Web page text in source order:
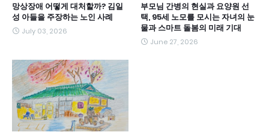
망상장애 어떻게 대처할까? 김일
성 아들을 주장하는 노인 사례
July 03, 2026
부모님 간병의 현실과 요양원 선
택, 95세 노모를 모시는 자녀의 눈
물과 스마트 돌봄의 미래 기대
June 27, 2026